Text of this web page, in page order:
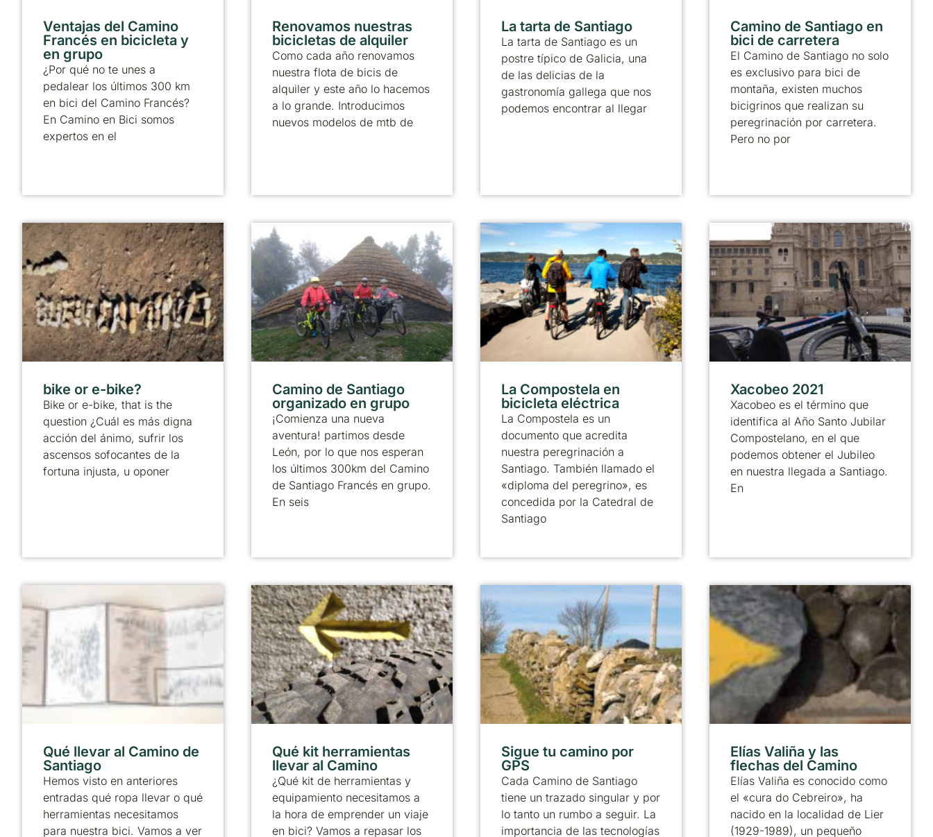
Ventajas del Camino
Francés en bicicleta y
en grupo
¿Por qué no te unes a
pedalear los últimos 300 km
en bici del Camino Francés?
En Camino en Bici somos
expertos en el
Renovamos nuestras
bicicletas de alquiler
Como cada año renovamos
nuestra flota de bicis de
alquiler y este año lo hacemos
a lo grande. Introducimos
nuevos modelos de mtb de
La tarta de Santiago
La tarta de Santiago es un
postre típico de Galicia, una
de las delicias de la
gastronomía gallega que nos
podemos encontrar al llegar
Camino de Santiago en
bici de carretera
El Camino de Santiago no solo
es exclusivo para bici de
montaña, existen muchos
bicigrinos que realizan su
peregrinación por carretera.
Pero no por
bike or e-bike?
Bike or e-bike, that is the
question ¿Cuál es más digna
acción del ánimo, sufrir los
ascensos sofocantes de la
fortuna injusta, u oponer
Camino de Santiago
organizado en grupo
¡Comienza una nueva
aventura! partimos desde
León, por lo que nos esperan
los últimos 300km del Camino
de Santiago Francés en grupo.
En seis
La Compostela en
bicicleta eléctrica
La Compostela es un
documento que acredita
nuestra peregrinación a
Santiago. También llamado el
«diploma del peregrino», es
concedida por la Catedral de
Santiago
Xacobeo 2021
Xacobeo es el término que
identifica al Año Santo Jubilar
Compostelano, en el que
podemos obtener el Jubileo
en nuestra llegada a Santiago.
En
Qué llevar al Camino de
Santiago
Hemos visto en anteriores
entradas qué ropa llevar o qué
herramientas necesitamos
para nuestra bici. Vamos a ver
Qué kit herramientas
llevar al Camino
¿Qué kit de herramientas y
equipamiento necesitamos a
la hora de emprender un viaje
en bici? Vamos a repasar los
Sigue tu camino por
GPS
Cada Camino de Santiago
tiene un trazado singular y por
lo tanto un rumbo a seguir. La
importancia de las tecnologías
Elías Valiña y las
flechas del Camino
Elías Valiña es conocido como
el «cura do Cebreiro», ha
nacido en la localidad de Lier
(1929-1989), un pequeño